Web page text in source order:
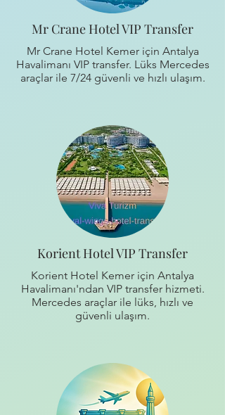
Mr Crane Hotel VIP Transfer
Mr Crane Hotel Kemer için Antalya
Havalimanı VIP transfer. Lüks Mercedes
araçlar ile 7/24 güvenli ve hızlı ulaşım.
Korient Hotel VIP Transfer
Korient Hotel Kemer için Antalya
Havalimanı'ndan VIP transfer hizmeti.
Mercedes araçlar ile lüks, hızlı ve
güvenli ulaşım.